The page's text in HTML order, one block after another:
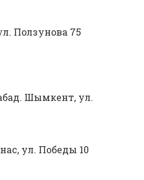
Ползунова 75
Шымкент, ул.
ул. Победы 10